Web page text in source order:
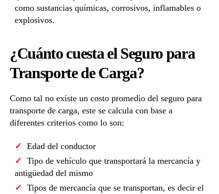
como sustancias químicas, corrosivos, inflamables o
explosivos.
¿Cuánto cuesta el Seguro para
Transporte de Carga?
Como tal no existe un costo promedio del seguro para
transporte de carga, este se calcula con base a
diferentes criterios como lo son:
Edad del conductor
Tipo de vehículo que transportará la mercancía y
antigüedad del mismo
Tipos de mercancía que se transportan, es decir el